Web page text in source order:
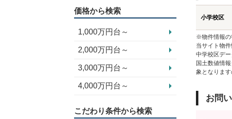
小学校区
※物件情報の
当サイト物
中学校区デ
国土数値情
象となりま
お問
価格から検索
1,000万円台～
2,000万円台～
3,000万円台～
4,000万円台～
こだわり条件から検索